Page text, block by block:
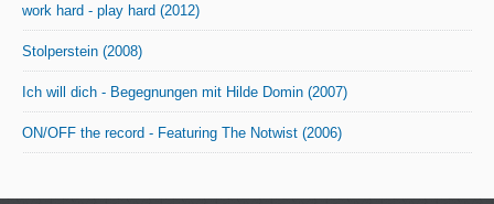
work hard - play hard (2012)
Stolperstein (2008)
Ich will dich - Begegnungen mit Hilde Domin (2007)
ON/OFF the record - Featuring The Notwist (2006)